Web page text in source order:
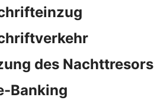
des Nachttresors
Banking